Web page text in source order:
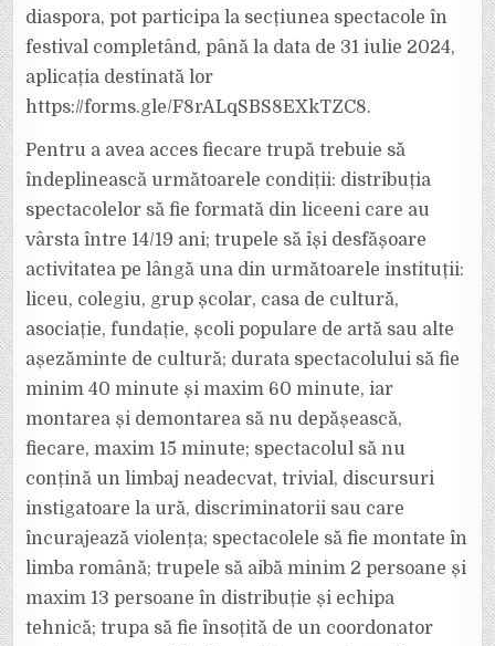
diaspora, pot participa la secțiunea spectacole în
festival completând, până la data de 31 iulie 2024,
aplicația destinată lor
https://forms.gle/F8rALqSBS8EXkTZC8.
Pentru a avea acces fiecare trupă trebuie să
îndeplinească următoarele condiții: distribuția
spectacolelor să fie formată din liceeni care au
vârsta între 14/19 ani; trupele să își desfășoare
activitatea pe lângă una din următoarele instituții:
liceu, colegiu, grup școlar, casa de cultură,
asociație, fundație, școli populare de artă sau alte
așezăminte de cultură; durata spectacolului să fie
minim 40 minute și maxim 60 minute, iar
montarea și demontarea să nu depășească,
fiecare, maxim 15 minute; spectacolul să nu
conțină un limbaj neadecvat, trivial, discursuri
instigatoare la ură, discriminatorii sau care
încurajează violența; spectacolele să fie montate în
limba română; trupele să aibă minim 2 persoane și
maxim 13 persoane în distribuție și echipa
tehnică; trupa să fie însoțită de un coordonator